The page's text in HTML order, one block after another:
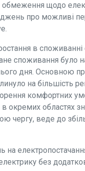
щодо
про можливі
в споживанні
споживання було
дня. Основною
на більшість
комфортних
окремих областях
чергу, веде до
без